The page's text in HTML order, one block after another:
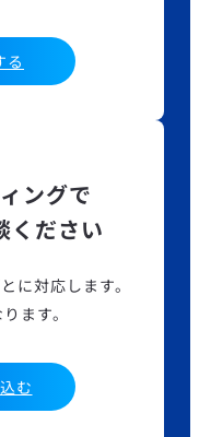
る
ングで
ください
に対応します。
ます。
む